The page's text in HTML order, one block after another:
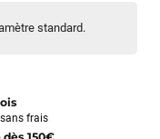
standard.
frais